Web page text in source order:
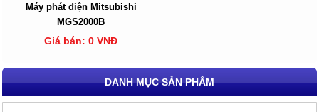
Máy phát điện Mitsubishi
MGS2000B
Giá bán: 0 VNĐ
DANH MỤC SẢN PHẨM